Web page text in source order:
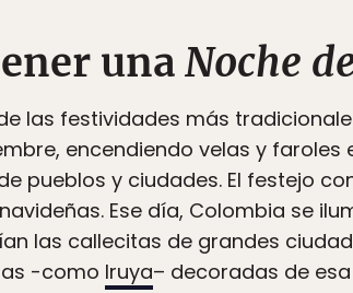
unaNoche
las festividades más
encendiendo velas y
pueblos y ciudades. El festejo
Ese día, Colombia se
las callecitas de grandes
-como Iruya– decoradas de